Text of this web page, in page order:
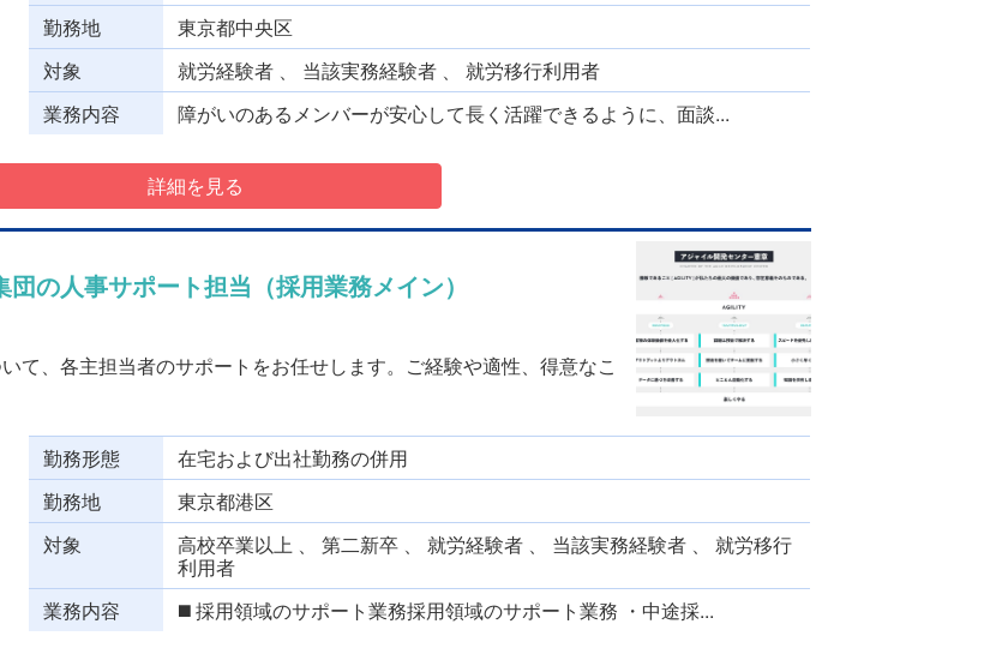
勤務地
東京都中央区
対象
就労経験者 、 当該実務経験者 、 就労移行利用者
業務内容
障がいのあるメンバーが安心して長く活躍できるように、面談...
詳細を見る
の人事サポート担当（採用業務メイン）
て、各主担当者のサポートをお任せします。ご経験や適性、得意なこ
勤務形態
在宅および出社勤務の併用
勤務地
東京都港区
対象
高校卒業以上 、 第二新卒 、 就労経験者 、 当該実務経験者 、 就労移行
利用者
業務内容
◼️ 採用領域のサポート業務採用領域のサポート業務 ・中途採...